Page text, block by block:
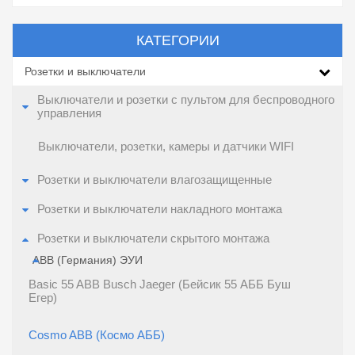
КАТЕГОРИИ
Розетки и выключатели
Выключатели и розетки с пультом для беспроводного
управления
Выключатели, розетки, камеры и датчики WIFI
Розетки и выключатели влагозащищенные
Розетки и выключатели накладного монтажа
Розетки и выключатели скрытого монтажа
ABB (Германия) ЭУИ
Basic 55 ABB Busch Jaeger (Бейсик 55 АББ Буш
Егер)
Cosmo ABB (Космо АББ)